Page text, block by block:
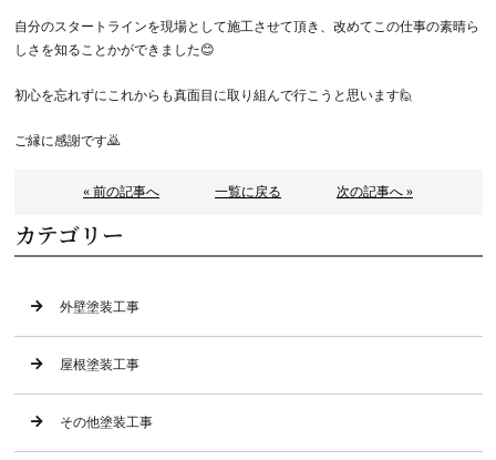
自分のスタートラインを現場として施工させて頂き、改めてこの仕事の素晴ら
しさを知ることかができました😊
初心を忘れずにこれからも真面目に取り組んで行こうと思います🙋
ご縁に感謝です🙇
« 前の記事へ 一覧に戻る 次の記事へ »
カテゴリー
外壁塗装工事
屋根塗装工事
その他塗装工事